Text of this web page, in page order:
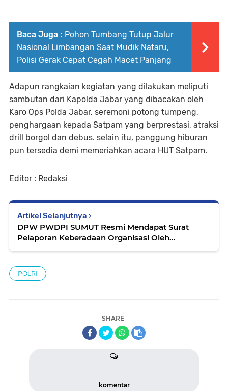
Baca Juga : Pohon Tumbang Tutup Jalur
Nasional Limbangan Saat Mudik Nataru,
Polisi Gerak Cepat Cegah Macet Panjang
Adapun rangkaian kegiatan yang dilakukan meliputi
sambutan dari Kapolda Jabar yang dibacakan oleh
Karo Ops Polda Jabar, seremoni potong tumpeng,
penghargaan kepada Satpam yang berprestasi, atraksi
drill borgol dan debus. selain itu, panggung hiburan
pun tersedia demi memeriahkan acara HUT Satpam.
Editor : Redaksi
Artikel Selanjutnya
DPW PWDPI SUMUT Resmi Mendapat Surat
Pelaporan Keberadaan Organisasi Oleh
POLRI
SHARE
komentar